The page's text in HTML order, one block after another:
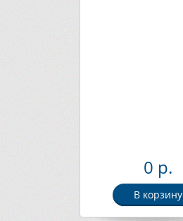
0 р.
В корзину